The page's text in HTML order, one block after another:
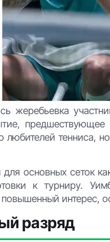
жеребьевка
предшествующее
любителей тенниса,
основных сеток
к турниру.
интерес,
разряд